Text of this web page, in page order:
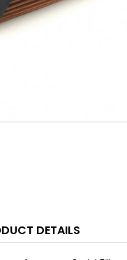
DETAILS